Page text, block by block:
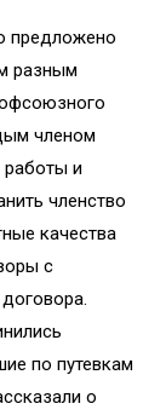
предложено
разным
членом
и
членство
качества
с
по путевкам
о